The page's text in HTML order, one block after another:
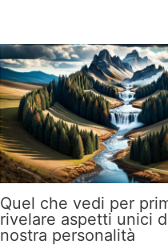
Quel che vedi per
rivelare aspetti unici
nostra personalità